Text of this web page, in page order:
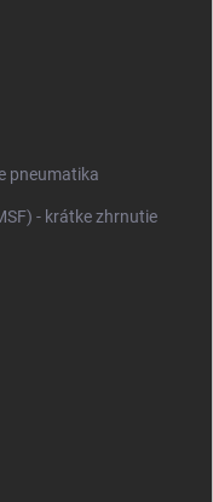
pneumatika
- krátke zhrnutie